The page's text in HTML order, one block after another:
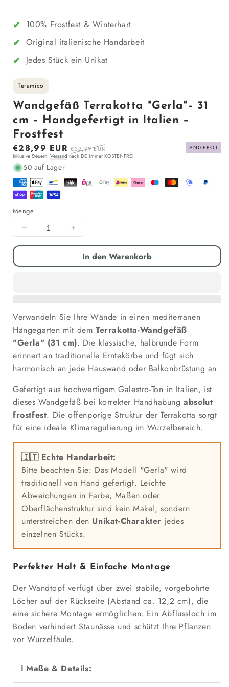
✔ 100% Frostfest & Winterhart
✔ Original italienische Handarbeit
✔ Jedes Stück ein Unikat
Teramico
Wandgefäß Terrakotta "Gerla"– 31
cm – Handgefertigt in Italien –
Frostfest
Sonderpreis
€28,99 EUR Normaler
Preis
€32,99 EUR
ANGEBOT
Inklusive Steuern. Versand nach DE immer KOSTENFREI!
60 auf Lager
Menge
Menge
für
Terrakotta
Handgefertigt
in
Italien
Frostfest
verringern
Menge
für
Wandgefäß
Terrakotta
Handgefertigt
in
Italien
–
Frostfest
erhöhen
In den Warenkorb
Verwandeln Sie Ihre Wände in einen mediterranen
Hängegarten mit dem Terrakotta-Wandgefäß
"Gerla" (31 cm). Die klassische, halbrunde Form
erinnert an traditionelle Erntekörbe und fügt sich
harmonisch an jede Hauswand oder Balkonbrüstung an.
Gefertigt aus hochwertigem Galestro-Ton in Italien, ist
dieses Wandgefäß bei korrekter Handhabungabsolut
frostfest. Die offenporige Struktur der Terrakotta sorgt
für eine ideale Klimaregulierung im Wurzelbereich.
🇮🇹 Echte Handarbeit:
Bitte beachten Sie: Das Modell "Gerla" wird
traditionell von Hand gefertigt. Leichte
Abweichungen in Farbe, Maßen oder
Oberflächenstruktur sind kein Makel, sondern
unterstreichen den Unikat-Charakter jedes
einzelnen Stücks.
Perfekter Halt & Einfache Montage
Der Wandtopf verfügt über zwei stabile, vorgebohrte
Löcher auf der Rückseite (Abstand ca. 12,2 cm), die
eine sichere Montage ermöglichen. Ein Abflussloch im
Boden verhindert Staunässe und schützt Ihre Pflanzen
vor Wurzelfäule.
ℹ️ Maße & Details: